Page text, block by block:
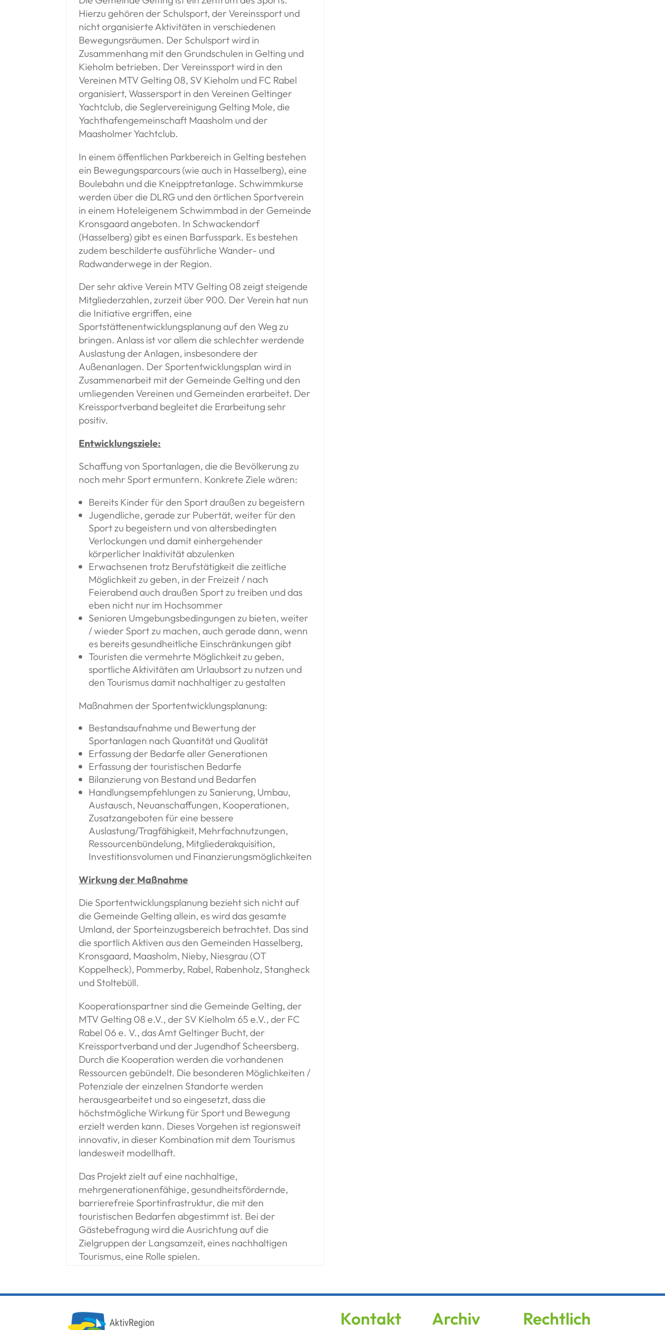
Hierzu gehören der Schulsport, der Vereinssport und
nicht organisierte Aktivitäten in verschiedenen
Bewegungsräumen. Der Schulsport wird in
Zusammenhang mit den Grundschulen in Gelting und
Kieholm betrieben. Der Vereinssport wird in den
Vereinen MTV Gelting 08, SV Kieholm und FC Rabel
organisiert, Wassersport in den Vereinen Geltinger
Yachtclub, die Seglervereinigung Gelting Mole, die
Yachthafengemeinschaft Maasholm und der
Maasholmer Yachtclub.
In einem öffentlichen Parkbereich in Gelting bestehen
ein Bewegungsparcours (wie auch in Hasselberg), eine
Boulebahn und die Kneipptretanlage. Schwimmkurse
werden über die DLRG und den örtlichen Sportverein
in einem Hoteleigenem Schwimmbad in der Gemeinde
Kronsgaard angeboten. In Schwackendorf
(Hasselberg) gibt es einen Barfusspark. Es bestehen
zudem beschilderte ausführliche Wander- und
Radwanderwege in der Region.
Der sehr aktive Verein MTV Gelting 08 zeigt steigende
Mitgliederzahlen, zurzeit über 900. Der Verein hat nun
die Initiative ergriffen, eine
Sportstättenentwicklungsplanung auf den Weg zu
bringen. Anlass ist vor allem die schlechter werdende
Auslastung der Anlagen, insbesondere der
Außenanlagen. Der Sportentwicklungsplan wird in
Zusammenarbeit mit der Gemeinde Gelting und den
umliegenden Vereinen und Gemeinden erarbeitet. Der
Kreissportverband begleitet die Erarbeitung sehr
positiv.
Entwicklungsziele:
Schaffung von Sportanlagen, die die Bevölkerung zu
noch mehr Sport ermuntern. Konkrete Ziele wären:
Bereits Kinder für den Sport draußen zu begeistern
Jugendliche, gerade zur Pubertät, weiter für den
Sport zu begeistern und von altersbedingten
Verlockungen und damit einhergehender
körperlicher Inaktivität abzulenken
Erwachsenen trotz Berufstätigkeit die zeitliche
Möglichkeit zu geben, in der Freizeit / nach
Feierabend auch draußen Sport zu treiben und das
eben nicht nur im Hochsommer
Senioren Umgebungsbedingungen zu bieten, weiter
/ wieder Sport zu machen, auch gerade dann, wenn
es bereits gesundheitliche Einschränkungen gibt
Touristen die vermehrte Möglichkeit zu geben,
sportliche Aktivitäten am Urlaubsort zu nutzen und
den Tourismus damit nachhaltiger zu gestalten
Maßnahmen der Sportentwicklungsplanung:
Bestandsaufnahme und Bewertung der
Sportanlagen nach Quantität und Qualität
Erfassung der Bedarfe aller Generationen
Erfassung der touristischen Bedarfe
Bilanzierung von Bestand und Bedarfen
Handlungsempfehlungen zu Sanierung, Umbau,
Austausch, Neuanschaffungen, Kooperationen,
Zusatzangeboten für eine bessere
Auslastung/Tragfähigkeit, Mehrfachnutzungen,
Ressourcenbündelung, Mitgliederakquisition,
Investitionsvolumen und Finanzierungsmöglichkeiten
Wirkung der Maßnahme
Die Sportentwicklungsplanung bezieht sich nicht auf
die Gemeinde Gelting allein, es wird das gesamte
Umland, der Sporteinzugsbereich betrachtet. Das sind
die sportlich Aktiven aus den Gemeinden Hasselberg,
Kronsgaard, Maasholm, Nieby, Niesgrau (OT
Koppelheck), Pommerby, Rabel, Rabenholz, Stangheck
und Stoltebüll.
Kooperationspartner sind die Gemeinde Gelting, der
MTV Gelting 08 e.V., der SV Kielholm 65 e.V., der FC
Rabel 06 e. V., das Amt Geltinger Bucht, der
Kreissportverband und der Jugendhof Scheersberg.
Durch die Kooperation werden die vorhandenen
Ressourcen gebündelt. Die besonderen Möglichkeiten /
Potenziale der einzelnen Standorte werden
herausgearbeitet und so eingesetzt, dass die
höchstmögliche Wirkung für Sport und Bewegung
erzielt werden kann. Dieses Vorgehen ist regionsweit
innovativ, in dieser Kombination mit dem Tourismus
landesweit modellhaft.
Das Projekt zielt auf eine nachhaltige,
mehrgenerationenfähige, gesundheitsfördernde,
barrierefreie Sportinfrastruktur, die mit den
touristischen Bedarfen abgestimmt ist. Bei der
Gästebefragung wird die Ausrichtung auf die
Zielgruppen der Langsamzeit, eines nachhaltigen
Tourismus, eine Rolle spielen.
Kontakt Archiv Rechtlich